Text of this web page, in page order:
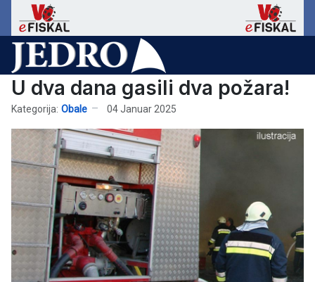
U dva dana gasili dva požara!
Kategorija: Obale 04 Januar 2025